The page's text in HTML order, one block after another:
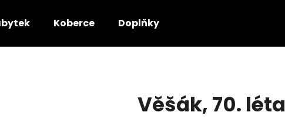
Koberce Doplňky
Věšák, 70. léta
HLEDAT